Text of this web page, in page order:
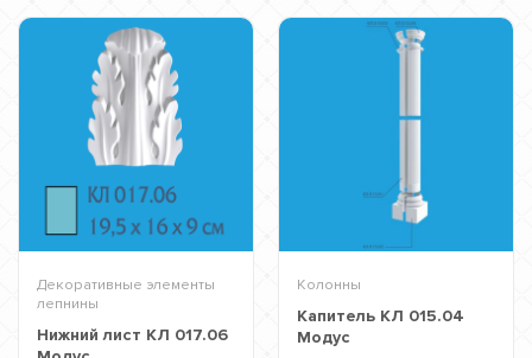
Декоративные элементы
лепнины
Нижний лист КЛ 017.06
Колонны
Капитель КЛ 015.04
Модус